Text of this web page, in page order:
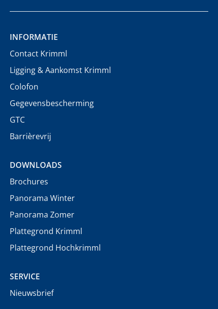
INFORMATIE
Contact Krimml
Ligging & Aankomst Krimml
Colofon
Gegevensbescherming
GTC
Barrièrevrij
DOWNLOADS
Brochures
Panorama Winter
Panorama Zomer
Plattegrond Krimml
Plattegrond Hochkrimml
SERVICE
Nieuwsbrief